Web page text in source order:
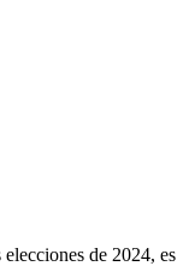
de 2024, es